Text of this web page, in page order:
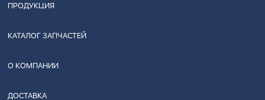
ПРОДУКЦИЯ
КАТАЛОГ ЗАПЧАСТЕЙ
О КОМПАНИИ
ДОСТАВКА